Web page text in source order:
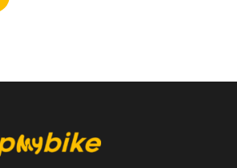
optie
worden
op